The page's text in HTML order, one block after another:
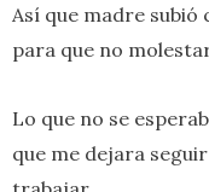
Así que madre
para que no
Lo que no se
que me dejara